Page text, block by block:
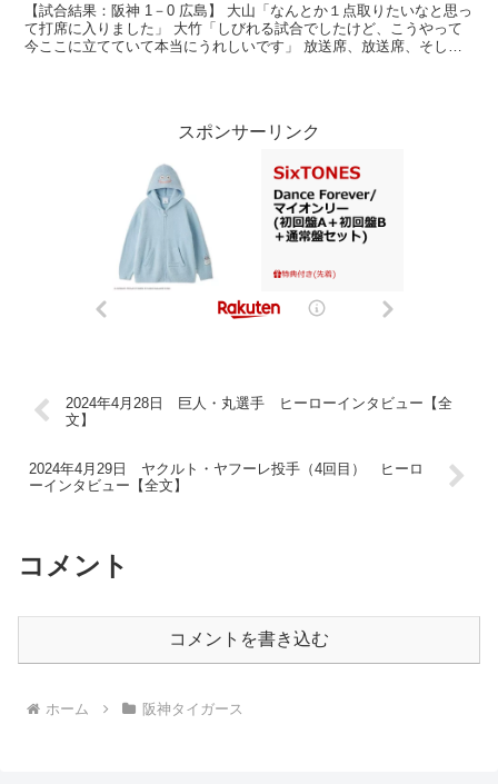
【試合結果：阪神 1－0 広島】 大山「なんとか１点取りたいなと思っ
て打席に入りました」 大竹「しびれる試合でしたけど、こうやって
今ここに立てていて本当にうれしいです」 放送席、放送席、そして
スポンサーリンク
2024年4月28日 巨人・丸選手 ヒーローインタビュー【全
文】
2024年4月29日 ヤクルト・ヤフーレ投手（4回目） ヒーロ
ーインタビュー【全文】
コメント
コメントを書き込む
ホーム 阪神タイガース